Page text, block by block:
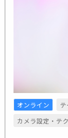
オンライン
カメラ設定・テ